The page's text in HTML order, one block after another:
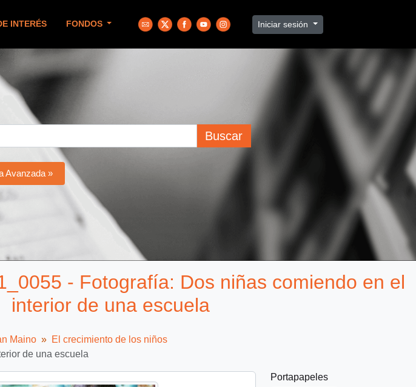
INTERÉS FONDOS Iniciar sesión
Buscar
Avanzada »
- Fotografía: Dos niñas comiendo en el
interior de una escuela
Maino
El crecimiento de los niños
de una escuela
Portapapeles